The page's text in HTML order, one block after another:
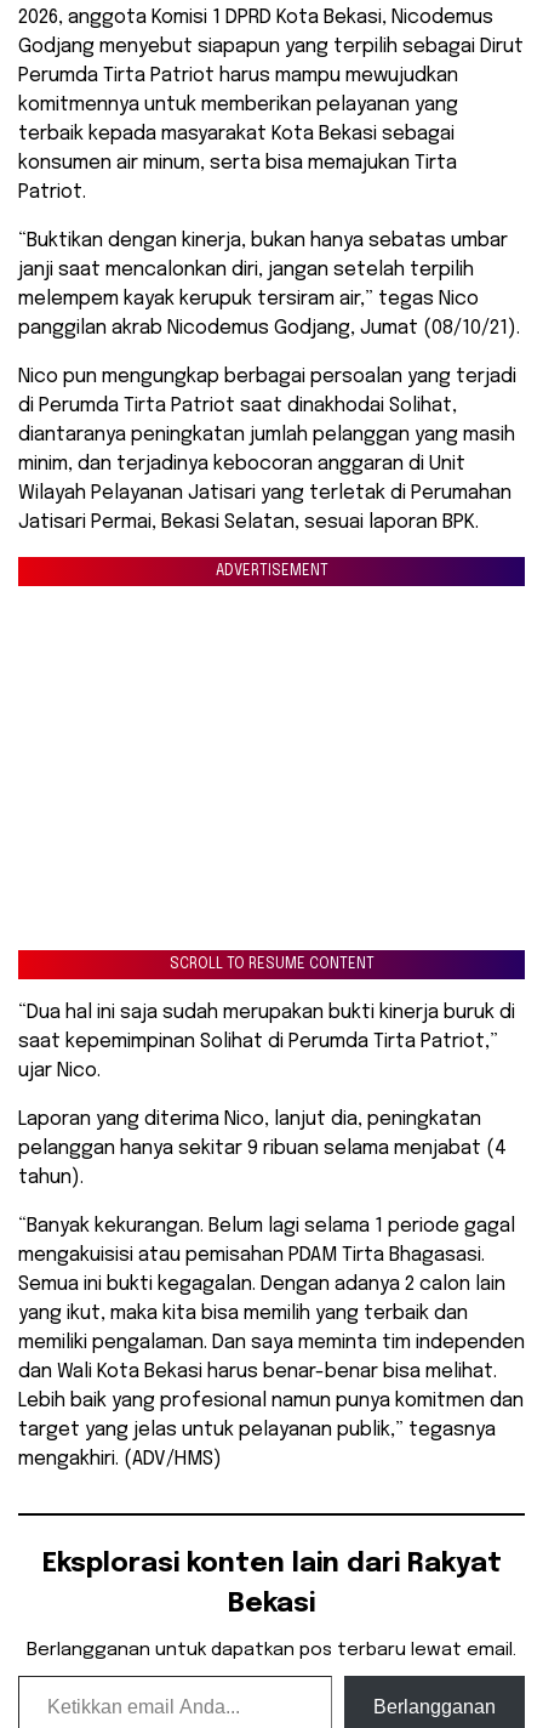
2026, anggota Komisi 1 DPRD Kota Bekasi, Nicodemus
Godjang menyebut siapapun yang terpilih sebagai Dirut
Perumda Tirta Patriot harus mampu mewujudkan
komitmennya untuk memberikan pelayanan yang
terbaik kepada masyarakat Kota Bekasi sebagai
konsumen air minum, serta bisa memajukan Tirta
Patriot.
“Buktikan dengan kinerja, bukan hanya sebatas umbar
janji saat mencalonkan diri, jangan setelah terpilih
melempem kayak kerupuk tersiram air,” tegas Nico
panggilan akrab Nicodemus Godjang, Jumat (08/10/21).
Nico pun mengungkap berbagai persoalan yang terjadi
di Perumda Tirta Patriot saat dinakhodai Solihat,
diantaranya peningkatan jumlah pelanggan yang masih
minim, dan terjadinya kebocoran anggaran di Unit
Wilayah Pelayanan Jatisari yang terletak di Perumahan
Jatisari Permai, Bekasi Selatan, sesuai laporan BPK.
ADVERTISEMENT
SCROLL TO RESUME CONTENT
“Dua hal ini saja sudah merupakan bukti kinerja buruk di
saat kepemimpinan Solihat di Perumda Tirta Patriot,”
ujar Nico.
Laporan yang diterima Nico, lanjut dia, peningkatan
pelanggan hanya sekitar 9 ribuan selama menjabat (4
tahun).
“Banyak kekurangan. Belum lagi selama 1 periode gagal
mengakuisisi atau pemisahan PDAM Tirta Bhagasasi.
Semua ini bukti kegagalan. Dengan adanya 2 calon lain
yang ikut, maka kita bisa memilih yang terbaik dan
memiliki pengalaman. Dan saya meminta tim independen
dan Wali Kota Bekasi harus benar-benar bisa melihat.
Lebih baik yang profesional namun punya komitmen dan
target yang jelas untuk pelayanan publik,” tegasnya
mengakhiri. (ADV/HMS)
Eksplorasi konten lain dari Rakyat
Bekasi
Berlangganan untuk dapatkan pos terbaru lewat email.
Ketikkan email Anda...
Berlangganan